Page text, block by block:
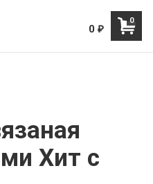
0
0 ₽
Хит с